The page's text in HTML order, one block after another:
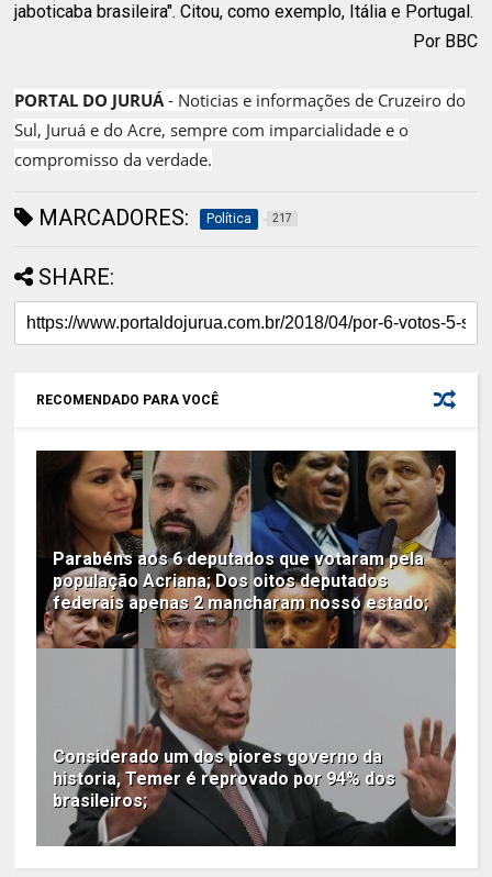
jaboticaba brasileira". Citou, como exemplo, Itália e Portugal.
Por BBC
PORTAL DO JURUÁ - Noticias e informações de Cruzeiro do
Sul, Juruá e do Acre, sempre com imparcialidade e o
compromisso da verdade.
MARCADORES: Política 217
SHARE:
RECOMENDADO PARA VOCÊ
Parabéns aos 6 deputados que votaram pela
população Acriana; Dos oitos deputados
federais apenas 2 mancharam nosso estado;
Considerado um dos piores governo da
historia, Temer é reprovado por 94% dos
brasileiros;